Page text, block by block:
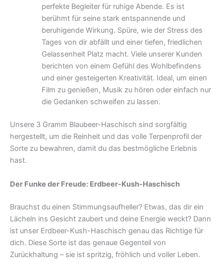
perfekte Begleiter für ruhige Abende. Es ist
berühmt für seine stark entspannende und
beruhigende Wirkung. Spüre, wie der Stress des
Tages von dir abfällt und einer tiefen, friedlichen
Gelassenheit Platz macht. Viele unserer Kunden
berichten von einem Gefühl des Wohlbefindens
und einer gesteigerten Kreativität. Ideal, um einen
Film zu genießen, Musik zu hören oder einfach nur
die Gedanken schweifen zu lassen.
Unsere 3 Gramm Blaubeer-Haschisch sind sorgfältig
hergestellt, um die Reinheit und das volle Terpenprofil der
Sorte zu bewahren, damit du das bestmögliche Erlebnis
hast.
Der Funke der Freude: Erdbeer-Kush-Haschisch
Brauchst du einen Stimmungsaufheller? Etwas, das dir ein
Lächeln ins Gesicht zaubert und deine Energie weckt? Dann
ist unser Erdbeer-Kush-Haschisch genau das Richtige für
dich. Diese Sorte ist das genaue Gegenteil von
Zurückhaltung – sie ist spritzig, fröhlich und voller Leben.